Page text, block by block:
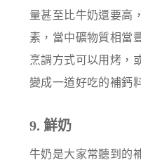
量甚至比牛奶還要高
素，當中礦物質相當
烹調方式可以用烤，
變成一道好吃的補鈣
9. 鮮奶
牛奶是大家常聽到的